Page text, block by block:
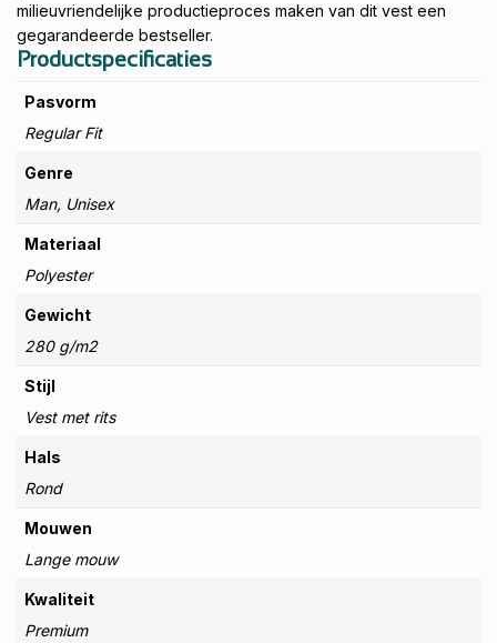
milieuvriendelijke productieproces maken van dit vest een
gegarandeerde bestseller.
Productspecificaties
Pasvorm
Regular Fit
Genre
Man, Unisex
Materiaal
Polyester
Gewicht
280 g/m2
Stijl
Vest met rits
Hals
Rond
Mouwen
Lange mouw
Kwaliteit
Premium